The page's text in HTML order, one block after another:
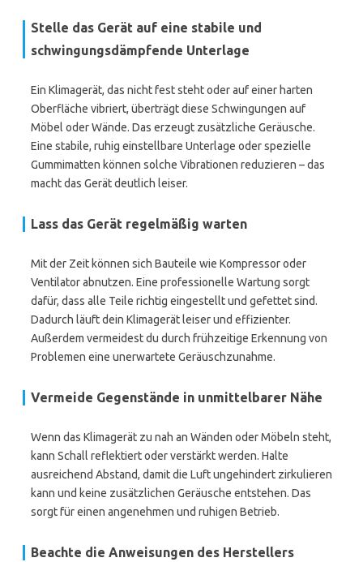
Stelle das Gerät auf eine stabile und
schwingungsdämpfende Unterlage
Ein Klimagerät, das nicht fest steht oder auf einer harten
Oberfläche vibriert, überträgt diese Schwingungen auf
Möbel oder Wände. Das erzeugt zusätzliche Geräusche.
Eine stabile, ruhig einstellbare Unterlage oder spezielle
Gummimatten können solche Vibrationen reduzieren – das
macht das Gerät deutlich leiser.
Lass das Gerät regelmäßig warten
Mit der Zeit können sich Bauteile wie Kompressor oder
Ventilator abnutzen. Eine professionelle Wartung sorgt
dafür, dass alle Teile richtig eingestellt und gefettet sind.
Dadurch läuft dein Klimagerät leiser und effizienter.
Außerdem vermeidest du durch frühzeitige Erkennung von
Problemen eine unerwartete Geräuschzunahme.
Vermeide Gegenstände in unmittelbarer Nähe
Wenn das Klimagerät zu nah an Wänden oder Möbeln steht,
kann Schall reflektiert oder verstärkt werden. Halte
ausreichend Abstand, damit die Luft ungehindert zirkulieren
kann und keine zusätzlichen Geräusche entstehen. Das
sorgt für einen angenehmen und ruhigen Betrieb.
Beachte die Anweisungen des Herstellers